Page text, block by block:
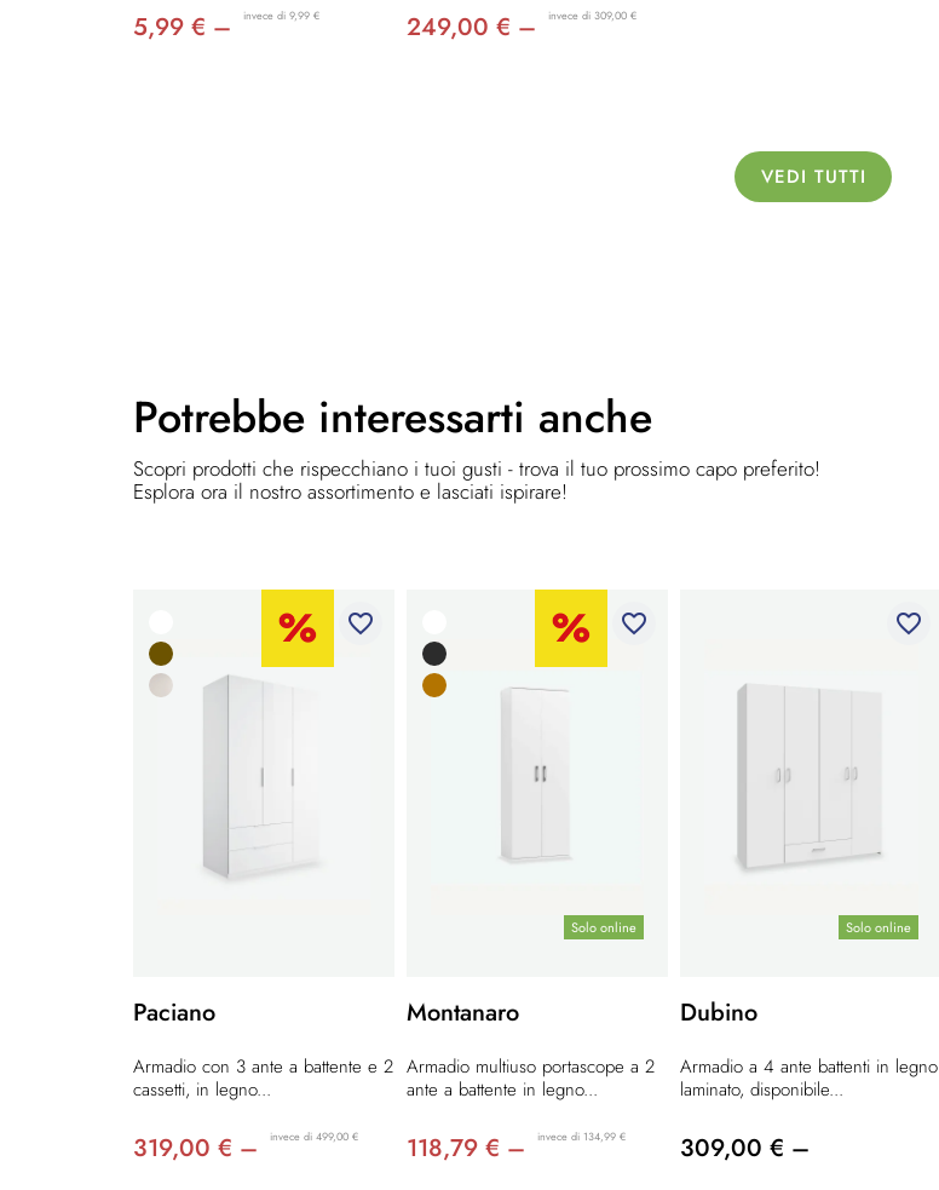
5,99 € – invece di 9,99 € 249,00 € – invece di 309,00 €
VEDI TUTTI
Potrebbe interessarti anche
Scopri prodotti che rispecchiano i tuoi gusti - trova il tuo prossimo capo preferito!
Esplora ora il nostro assortimento e lasciati ispirare!
favorite_border
Paciano
Armadio con 3 ante a battente e 2
cassetti, in legno...
319,00 € – invece di 499,00 €
Solo online
favorite_border
Montanaro
Armadio multiuso portascope a 2
ante a battente in legno...
118,79 € – invece di 134,99 €
Solo online
favorite_border
Dubino
Armadio a 4 ante battenti in legno
laminato, disponibile...
309,00 € –